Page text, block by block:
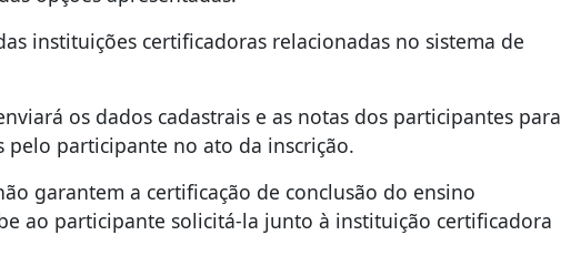
instituições certificadoras relacionadas no sistema de
os dados cadastrais e as notas dos participantes para
participante no ato da inscrição.
garantem a certificação de conclusão do ensino
ao participante solicitá-la junto à instituição certificadora